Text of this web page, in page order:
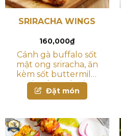
SRIRACHA WINGS
160,000₫
Cánh gà buffalo sốt
mật ong sriracha, ăn
kèm sốt buttermilk,
cần tây & cà rốt
Đặt món